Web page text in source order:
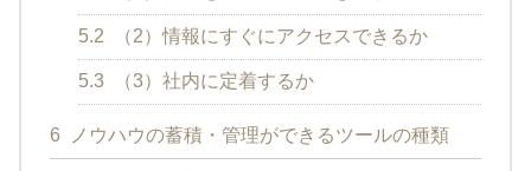
5.2 （2）情報にすぐにアクセスできるか
5.3 （3）社内に定着するか
6 ノウハウの蓄積・管理ができるツールの種類